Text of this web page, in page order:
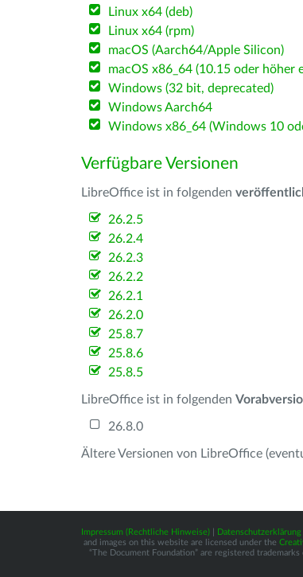
Linux x64 (deb)
Linux x64 (rpm)
macOS (Aarch64/Apple Silicon)
macOS x86_64 (10.15 oder höher
Windows (32 bit, deprecated)
Windows Aarch64
Windows x86_64 (Windows 10
Verfügbare Versionen
LibreOffice ist in folgenden
26.2.5
26.2.4
26.2.3
26.2.2
26.2.1
26.2.0
25.8.7
25.8.6
25.8.5
LibreOffice ist in folgenden
26.8.0
Ältere Versionen von LibreOffice
Impressum (Rechtliche Hinweise)
and images on this website are licensed under the
“The Document Foundation” are registered